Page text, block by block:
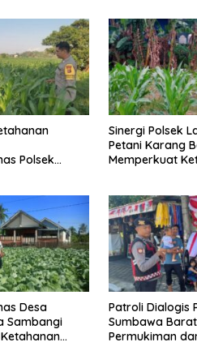
Polsek
Sinergi Polsek
Petani Karang
Memperkuat
Desa
Sambangi
Patroli Dialogis
Sumbawa
Permukiman